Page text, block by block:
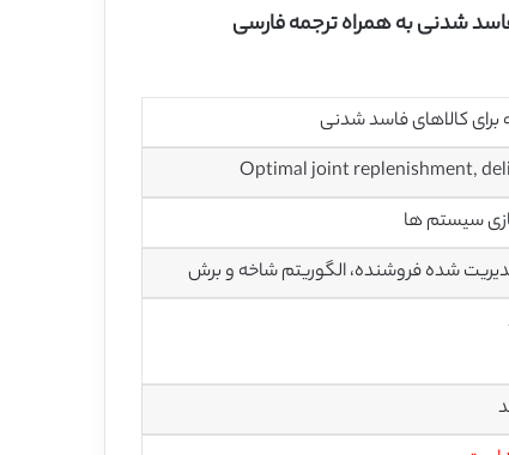
شدنی به همراه ترجمه فارسی
کالاهای فاسد شدنی
Optimal joint replenishment,
سیستم ها
شده فروشنده، الگوریتم شاخه و برش